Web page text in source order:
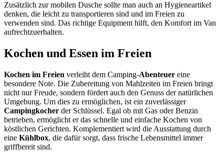
Zusätzlich zur mobilen Dusche sollte man auch an Hygieneartikel
denken, die leicht zu transportieren sind und im Freien zu
verwenden sind. Das richtige Equipment hilft, den Komfort im Van
aufrechtzuerhalten.
Kochen und Essen im Freien
Kochen im Freien verleiht dem Camping-Abenteuer eine
besondere Note. Die Zubereitung von Mahlzeiten im Freien bringt
nicht nur Freude, sondern fördert auch den Genuss der natürlichen
Umgebung. Um dies zu ermöglichen, ist ein zuverlässiger
Campingkocher der Schlüssel. Egal ob mit Gas oder Benzin
betrieben, ermöglicht er das schnelle und einfache Kochen von
köstlichen Gerichten. Komplementiert wird die Ausstattung durch
eine Kühlbox, die dafür sorgt, dass frische Lebensmittel immer
griffbereit sind.